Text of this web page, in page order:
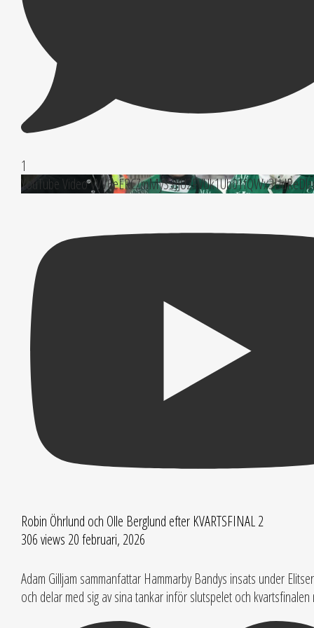
1
YouTube Video
Robin Öhrlund och Olle Berglund efter KVARTSFINAL 2
306 views 20 februari, 2026
Adam Gilljam sammanfattar Hammarby Bandys insats under
och delar med sig av sina tankar inför slutspelet och kvartsfinalen